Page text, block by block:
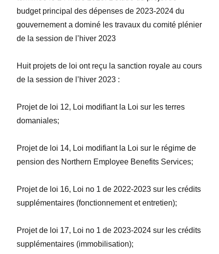
budget principal des dépenses de 2023-2024 du
gouvernement a dominé les travaux du comité plénier
de la session de l’hiver 2023
Huit projets de loi ont reçu la sanction royale au cours
de la session de l’hiver 2023 :
Projet de loi 12, Loi modifiant la Loi sur les terres
domaniales;
Projet de loi 14, Loi modifiant la Loi sur le régime de
pension des Northern Employee Benefits Services;
Projet de loi 16, Loi no 1 de 2022-2023 sur les crédits
supplémentaires (fonctionnement et entretien);
Projet de loi 17, Loi no 1 de 2023-2024 sur les crédits
supplémentaires (immobilisation);